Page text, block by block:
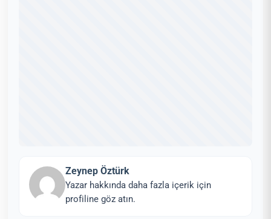
Zeynep Öztürk
Yazar hakkında daha fazla içerik için
profiline göz atın.